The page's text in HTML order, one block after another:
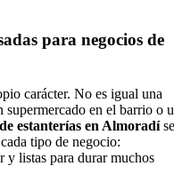
para negocios de
carácter. No es igual una
en el barrio o
estanterías en Almoradíse
tipo de negocio:
y listas para durar muchos